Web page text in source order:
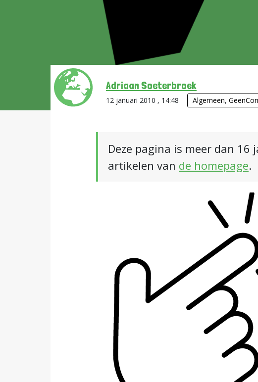
Adriaan Soeterbroek
12 januari 2010 , 14:48 Algemeen,
Deze pagina is meer dan 16
artikelen van de homepage.